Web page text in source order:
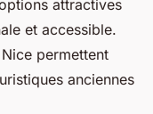
attractives
et accessible.
permettent
anciennes